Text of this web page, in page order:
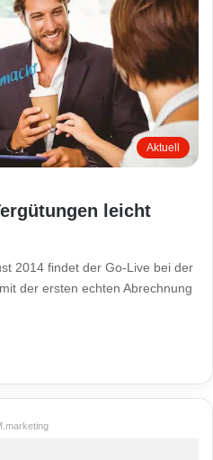
Aktuell
leicht
2014 findet der Go-Live bei der
der ersten echten Abrechnung